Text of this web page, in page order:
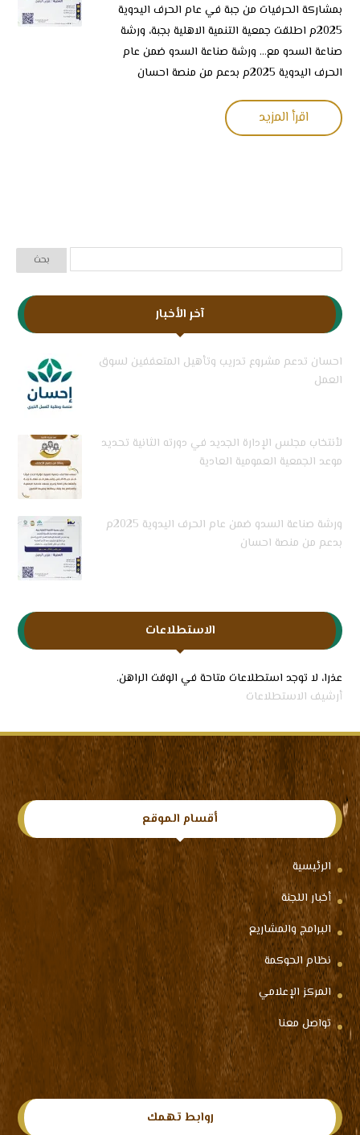
بمشاركة الحرفيات من ⁧‫جبة‬⁩ في ⁧‫عام الحرف اليدوية
2025م اطلقت جمعية التنمية الاهلية بجبة، ورشة
صناعة السدو مع... ورشة صناعة السدو ضمن عام
الحرف اليدوية 2025م بدعم من منصة احسان
اقرأ المزيد
آخر الأخبار
احسان تدعم مشروع تدريب وتأهيل المتعففين لسوق
العمل
لأنتخاب مجلس الإدارة الجديد في دورته الثانية تحديد
موعد الجمعية العمومية العادية
ورشة صناعة السدو ضمن عام الحرف اليدوية 2025م
بدعم من منصة احسان
الاستطلاعات
عذرا، لا توجد استطلاعات متاحة في الوقت الراهن.
أرشيف الاستطلاعات
أقسام الموقع
الرئيسية
أخبار اللجنة
البرامج والمشاريع
نظام الحوكمة
المركز الإعلامي
تواصل معنا
روابط تهمك